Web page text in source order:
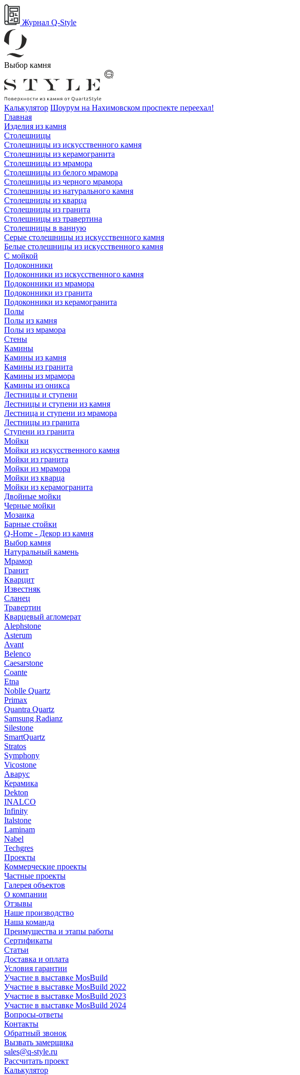
Журнал Q-Style
Выбор камня
Калькулятор Шоурум на Нахимовском проспекте переехал!
Главная
Изделия из камня
Столешницы
Столешницы из искусственного камня
Столешницы из керамогранита
Столешницы из мрамора
Столешницы из белого мрамора
Столешницы из черного мрамора
Столешницы из натурального камня
Столешницы из кварца
Столешницы из гранита
Столешницы из травертина
Столешницы в ванную
Серые столешницы из искусственного камня
Белые столешницы из искусственного камня
С мойкой
Подоконники
Подоконники из искусственного камня
Подоконники из мрамора
Подоконники из гранита
Подоконники из керамогранита
Полы
Полы из камня
Полы из мрамора
Стены
Камины
Камины из камня
Камины из гранита
Камины из мрамора
Камины из оникса
Лестницы и ступени
Лестницы и ступени из камня
Лестница и ступени из мрамора
Лестницы из гранита
Ступени из гранита
Мойки
Мойки из искусственного камня
Мойки из гранита
Мойки из мрамора
Мойки из кварца
Мойки из керамогранита
Двойные мойки
Черные мойки
Мозаика
Барные стойки
Q-Home - Декор из камня
Выбор камня
Натуральный камень
Мрамор
Гранит
Кварцит
Известняк
Сланец
Травертин
Кварцевый агломерат
Alephstone
Asterum
Avant
Belenco
Caesarstone
Coante
Etna
Noblle Quartz
Primax
Quantra Quartz
Samsung Radianz
Silestone
SmartQuartz
Stratos
Symphony
Vicostone
Аварус
Керамика
Dekton
INALCO
Infinity
Italstone
Laminam
Nabel
Techgres
Проекты
Коммерческие проекты
Частные проекты
Галерея объектов
О компании
Отзывы
Наше производство
Наша команда
Преимущества и этапы работы
Сертификаты
Статьи
Доставка и оплата
Условия гарантии
Участие в выставке MosBuild
Участие в выставке MosBuild 2022
Участие в выставке MosBuild 2023
Участие в выставке MosBuild 2024
Вопросы-ответы
Контакты
Обратный звонок
Вызвать замерщика
sales@q-style.ru
Рассчитать проект
Калькулятор